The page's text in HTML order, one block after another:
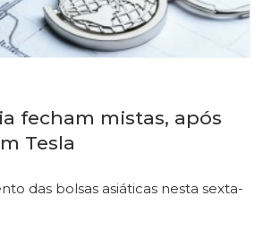
fecham mistas, após
Tesla
das bolsas asiáticas nesta sexta-